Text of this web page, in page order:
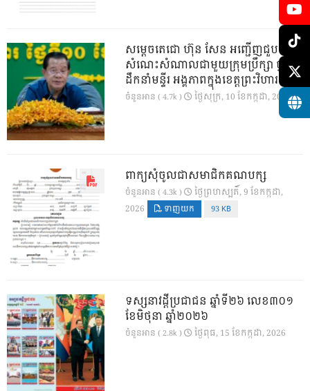
សម្តេចតេជោ ហ៊ុន សែន អញ្ជើញជួប
សំណេះសំណាលជាមួយក្រុមប្រឹក្សា ថ្នាក់
ដឹកនាំមន្ទីរ អង្គភាពក្នុងខេត្តព្រះវិហារ
ចំនួនអាន ( 4.7k ) ថ្ងៃ​សុក្រ, 10 ខែ​កក្កដា, 2026
ពាក្យសុំចូលជាសមាជិកគណបក្ស
ចំនួនអាន ( 4.3k )
ថ្ងៃ​ព្រហស្បតិ៍, 9 ខែ​កក្កដា,
2026
ទាញយក 93 KB
ទស្សនាវដ្ដីប្រជាជន ឆ្នាំទី២៦ លេខ៣០១
ខែមិថុនា ឆ្នាំ២០២៦
ចំនួនអាន ( 2.8k ) ថ្ងៃ​ពុធ, 15 ខែ​កក្កដា, 2026